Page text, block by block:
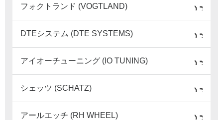
フォクトランド (VOGTLAND)
DTEシステム (DTE SYSTEMS)
アイオーチューニング (IO TUNING)
シェッツ (SCHATZ)
アールエッチ (RH WHEEL)